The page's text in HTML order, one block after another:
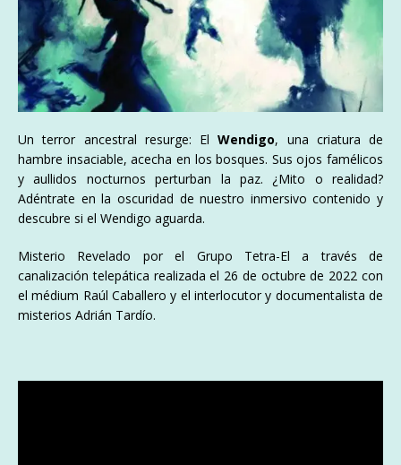
Un terror ancestral resurge: ElWendigo, una criatura de
hambre insaciable, acecha en los bosques. Sus ojos famélicos
y aullidos nocturnos perturban la paz. ¿Mito o realidad?
Adéntrate en la oscuridad de nuestro inmersivo contenido y
descubre si el Wendigo aguarda.
Misterio Revelado por el Grupo Tetra-El a través de
canalización telepática realizada el 26 de octubre de 2022 con
el médium Raúl Caballero y el interlocutor y documentalista de
misterios Adrián Tardío.